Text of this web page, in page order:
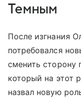
Темным
После изгнания
потребовался
сменить сторону
который на этот
назвал новую